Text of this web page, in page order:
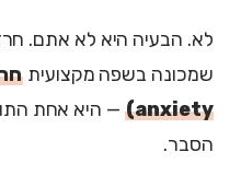
לא. הבעיה היא לא אתם.
שמכונה בשפה מקצועית
anxiety)
— היא אחת
הסבר.